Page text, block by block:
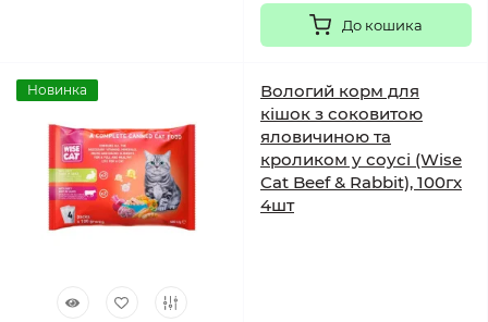
До кошика
Новинка
Вологий корм для
кішок з соковитою
яловичиною та
кроликом у соусі (Wise
Cat Beef & Rabbit), 100гх
4шт